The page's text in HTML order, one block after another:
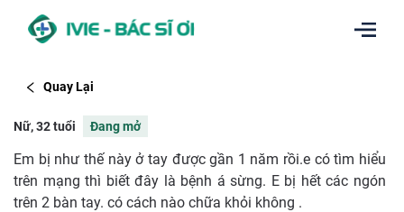
Quay Lại
Nữ, 32 tuổi Đang mở
Em bị như thế này ở tay được gần 1 năm rồi.e có tìm hiểu
trên mạng thì biết đây là bệnh á sừng. E bị hết các ngón
trên 2 bàn tay. có cách nào chữa khỏi không .